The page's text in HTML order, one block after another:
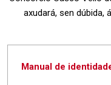
axudará, sen dúbida,
Manual de